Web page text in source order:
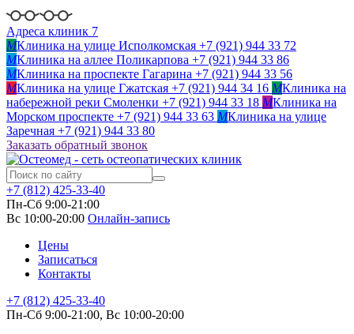
Адреса клиник 7
MКлиника на улице Исполкомская +7 (921) 944 33 72
MКлиника на аллее Поликарпова +7 (921) 944 33 86
MКлиника на проспекте Гагарина +7 (921) 944 33 56
MКлиника на улице Гжатская +7 (921) 944 34 16 MКлиника на
набережной реки Смоленки +7 (921) 944 33 18 MКлиника на
Морском проспекте +7 (921) 944 33 63 MКлиника на улице
Заречная +7 (921) 944 33 80
Заказать обратный звонок
+7 (812) 425-33-40
Пн-Сб 9:00-21:00
Вс 10:00-20:00 Онлайн-запись
Цены
Записаться
Контакты
+7 (812) 425-33-40
Пн-Сб 9:00-21:00, Вс 10:00-20:00